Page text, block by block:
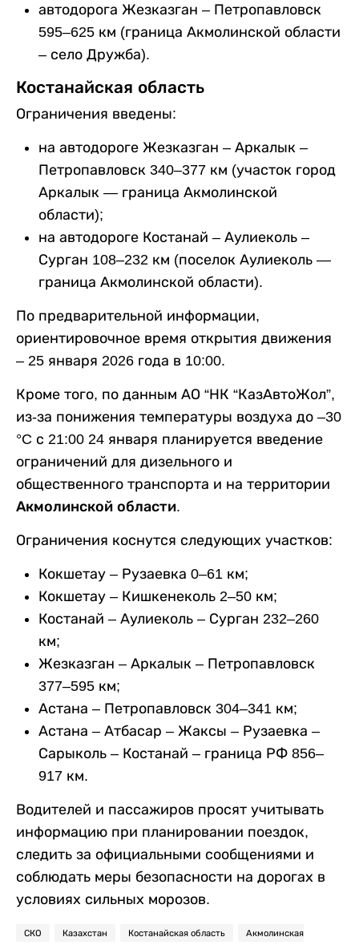
автодорога Жезказган – Петропавловск
595–625 км (граница Акмолинской области
– село Дружба).
Костанайская область
Ограничения введены:
на автодороге Жезказган – Аркалык –
Петропавловск 340–377 км (участок город
Аркалык — граница Акмолинской
области);
на автодороге Костанай – Аулиеколь –
Сурган 108–232 км (поселок Аулиеколь —
граница Акмолинской области).
По предварительной информации,
ориентировочное время открытия движения
– 25 января 2026 года в 10:00.
Кроме того, по данным АО “НК “КазАвтоЖол”,
из-за понижения температуры воздуха до –30
°C с 21:00 24 января планируется введение
ограничений для дизельного и
общественного транспорта и на территории
Акмолинской области.
Ограничения коснутся следующих участков:
Кокшетау – Рузаевка 0–61 км;
Кокшетау – Кишкенеколь 2–50 км;
Костанай – Аулиеколь – Сурган 232–260
км;
Жезказган – Аркалык – Петропавловск
377–595 км;
Астана – Петропавловск 304–341 км;
Астана – Атбасар – Жаксы – Рузаевка –
Сарыколь – Костанай – граница РФ 856–
917 км.
Водителей и пассажиров просят учитывать
информацию при планировании поездок,
следить за официальными сообщениями и
соблюдать меры безопасности на дорогах в
условиях сильных морозов.
СКО Казахстан Костанайская область Акмолинская